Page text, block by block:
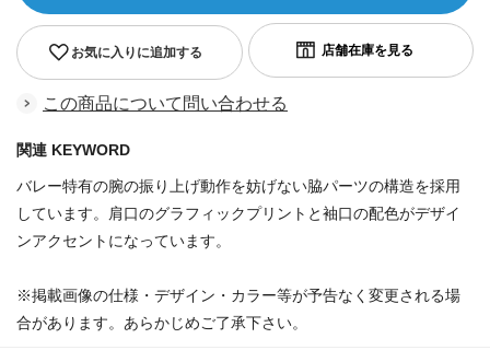
お気に入りに追加する
この商品について問い合わせる
関連 KEYWORD
バレー特有の腕の振り上げ動作を妨げない脇パーツの構造を採用
しています。肩口のグラフィックプリントと袖口の配色がデザイ
ンアクセントになっています。
※掲載画像の仕様・デザイン・カラー等が予告なく変更される場
合があります。あらかじめご了承下さい。